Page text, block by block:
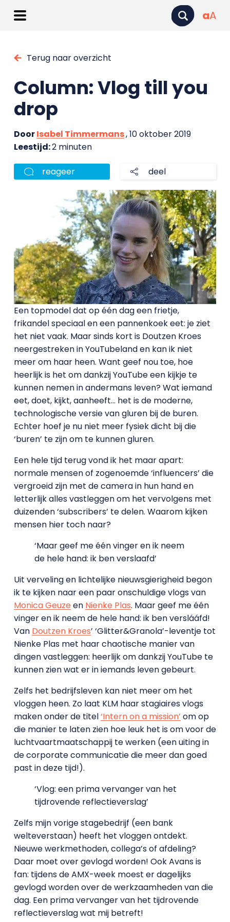
aA
Terug naar overzicht
Column: Vlog till you
drop
DoorIsabel Timmermans, 10 oktober 2019
Leestijd:2 minuten
reageer deel
Een topmodel dat op één dag een frietje,
frikandel speciaal en een pannenkoek eet: je ziet
het niet vaak. Maar sinds kort is Doutzen Kroes
neergestreken in YouTubeland en kan ik niet
meer om haar heen. Want geef nou toe, hoe
heerlijk is het om dankzij YouTube een kijkje te
kunnen nemen in andermans leven? Wat iemand
eet, doet, kijkt, aanheeft… het is de moderne,
technologische versie van gluren bij de buren.
Echter hoef je nu niet meer fysiek dicht bij die
‘buren’ te zijn om te kunnen gluren.
Een hele tijd terug vond ik het maar apart:
normale mensen of zogenoemde ‘influencers’ die
vergroeid zijn met de camera in hun hand en
letterlijk alles vastleggen om het vervolgens met
duizenden ‘subscribers’ te delen. Waarom kijken
mensen hier toch naar?
‘Maar geef me één vinger en ik neem
de hele hand: ik ben verslaafd’
Uit verveling en lichtelijke nieuwsgierigheid begon
ik te kijken naar een paar onschuldige vlogs van
Monica Geuzeen Nienke Plas. Maar geef me één
vinger en ik neem de hele hand: ik ben verslááfd!
Van Doutzen Kroes’ ‘Glitter&Granola’-leventje tot
Nienke Plas met haar chaotische manier van
dingen vastleggen: heerlijk om dankzij YouTube te
kunnen zien wat er in iemands leven gebeurt.
Zelfs het bedrijfsleven kan niet meer om het
vloggen heen. Zo laat KLM haar stagiaires vlogs
maken onder de titel‘Intern on a mission’ om op
die manier te laten zien hoe leuk het is om voor de
luchtvaartmaatschappij te werken (een uiting in
de corporate communicatie die meer dan goed
past in deze tijd!).
‘Vlog: een prima vervanger van het
tijdrovende reflectieverslag’
Zelfs mijn vorige stagebedrijf (een bank
welteverstaan) heeft het vloggen ontdekt.
Nieuwe werkmethoden, collega’s of afdeling?
Daar moet over gevlogd worden! Ook Avans is
fan: tijdens de AMX-week moest er dagelijks
gevlogd worden over de werkzaamheden van die
dag. Een prima vervanger van het tijdrovende
reflectieverslag wat mij betreft!